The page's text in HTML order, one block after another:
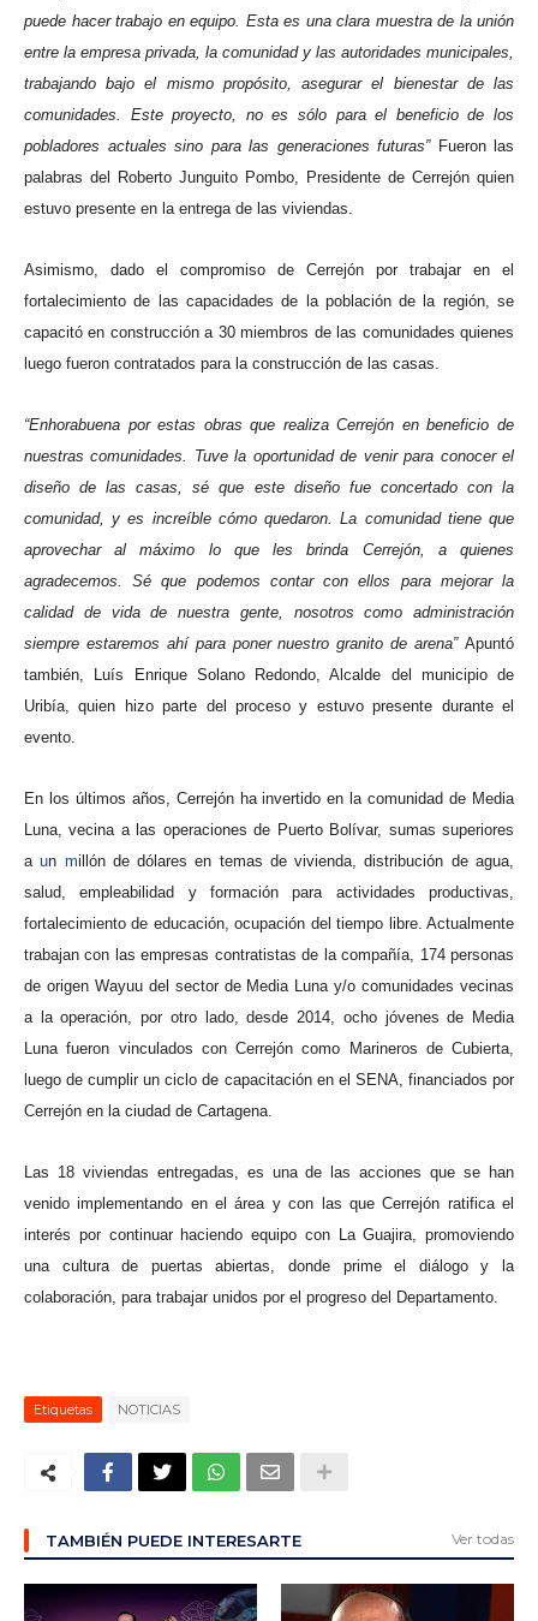
puede hacer trabajo en equipo. Esta es una clara muestra de la unión
entre la empresa privada, la comunidad y las autoridades municipales,
trabajando bajo el mismo propósito, asegurar el bienestar de las
comunidades. Este proyecto, no es sólo para el beneficio de los
pobladores actuales sino para las generaciones futuras” Fueron las
palabras del Roberto Junguito Pombo, Presidente de Cerrejón quien
estuvo presente en la entrega de las viviendas.
Asimismo,
dado el compromiso de Cerrejón por trabajar en el
fortalecimiento de las capacidades de la población de la región, se
capacitó en construcción a 30 miembros de las comunidades quienes
luego fueron contratados para la construcción de las casas.
“Enhorabuena por estas obras que realiza Cerrejón en beneficio de
nuestras comunidades. Tuve la oportunidad de venir para conocer el
diseño de las casas, sé que este diseño fue concertado con la
comunidad, y es increíble cómo quedaron. La comunidad tiene que
aprovechar al máximo lo que les brinda Cerrejón, a quienes
agradecemos. Sé que podemos contar con ellos para mejorar la
calidad de vida de nuestra gente, nosotros como administración
siempre estaremos ahí para poner nuestro granito de arena” Apuntó
también, Luís Enrique Solano Redondo, Alcalde del municipio de
Uribía, quien hizo parte del proceso y estuvo presente durante el
evento.
En los últimos años, Cerrejón ha invertido en la comunidad de Media
Luna, vecina a las operaciones de Puerto Bolívar, sumas superiores
a un millón de dólares en temas de vivienda, distribución de agua,
salud, empleabilidad y formación para actividades productivas,
fortalecimiento de educación, ocupación del tiempo libre. Actualmente
trabajan con las empresas contratistas de la compañía, 174 personas
de origen Wayuu del sector de Media Luna y/o comunidades vecinas
a la operación, por otro lado, desde 2014, ocho jóvenes de Media
Luna fueron vinculados con Cerrejón como Marineros de Cubierta,
luego de cumplir un ciclo de capacitación en el SENA, financiados por
Cerrejón en la ciudad de Cartagena.
Las 18 viviendas entregadas, es una de las acciones que se han
venido implementando en el área y con las que Cerrejón ratifica el
interés por continuar haciendo equipo con La Guajira, promoviendo
una cultura de puertas abiertas, donde prime el diálogo y la
colaboración, para trabajar unidos por el progreso del Departamento.
Etiquetas NOTICIAS
TAMBIÉN PUEDE INTERESARTE Ver todas